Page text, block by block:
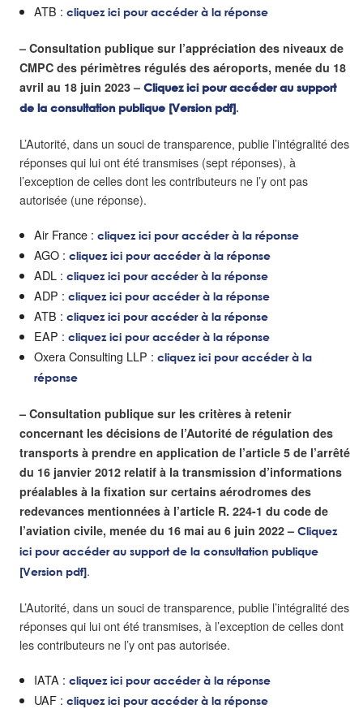
ATB : cliquez ici pour accéder à la réponse
– Consultation publique sur l’appréciation des niveaux de
CMPC des périmètres régulés des aéroports, menée du 18
avril au 18 juin 2023 – Cliquez ici pour accéder au support
de la consultation publique [Version pdf] .
L’Autorité, dans un souci de transparence, publie l’intégralité des
réponses qui lui ont été transmises (sept réponses), à
l’exception de celles dont les contributeurs ne l’y ont pas
autorisée (une réponse).
Air France : cliquez ici pour accéder à la réponse
AGO : cliquez ici pour accéder à la réponse
ADL : cliquez ici pour accéder à la réponse
ADP : cliquez ici pour accéder à la réponse
ATB : cliquez ici pour accéder à la réponse
EAP : cliquez ici pour accéder à la réponse
Oxera Consulting LLP : cliquez ici pour accéder à la
réponse
– Consultation publique sur les critères à retenir
concernant les décisions de l’Autorité de régulation des
transports à prendre en application de l’article 5 de l’arrêté
du 16 janvier 2012 relatif à la transmission d’informations
préalables à la fixation sur certains aérodromes des
redevances mentionnées à l’article R. 224-1 du code de
l’aviation civile, menée du 16 mai au 6 juin 2022 – Cliquez
ici pour accéder au support de la consultation publique
[Version pdf] .
L’Autorité, dans un souci de transparence, publie l’intégralité des
réponses qui lui ont été transmises, à l’exception de celles dont
les contributeurs ne l’y ont pas autorisée.
IATA : cliquez ici pour accéder à la réponse
UAF : cliquez ici pour accéder à la réponse